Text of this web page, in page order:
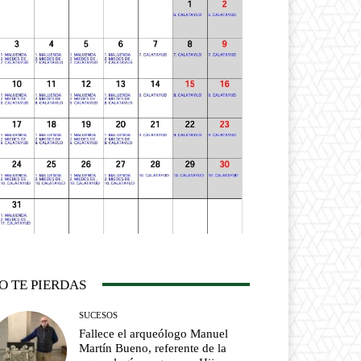
TE PIERDAS
SUCESOS
Fallece el arqueólogo Manuel
Martín Bueno, referente de la